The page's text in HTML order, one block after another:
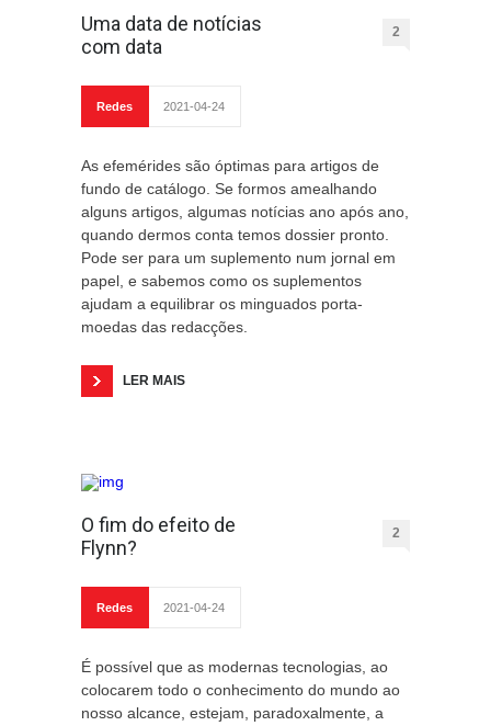
Uma data de notícias
com data
2
Redes 2021-04-24
As efemérides são óptimas para artigos de
fundo de catálogo. Se formos amealhando
alguns artigos, algumas notícias ano após ano,
quando dermos conta temos dossier pronto.
Pode ser para um suplemento num jornal em
papel, e sabemos como os suplementos
ajudam a equilibrar os minguados porta-
moedas das redacções.
LER MAIS
O fim do efeito de
Flynn?
2
Redes 2021-04-24
É possível que as modernas tecnologias, ao
colocarem todo o conhecimento do mundo ao
nosso alcance, estejam, paradoxalmente, a